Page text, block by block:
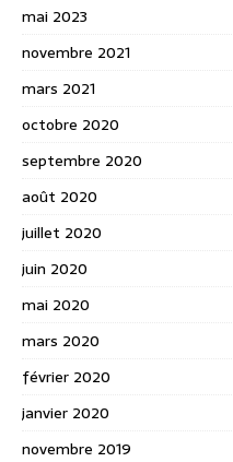
mai 2023
novembre 2021
mars 2021
octobre 2020
septembre 2020
août 2020
juillet 2020
juin 2020
mai 2020
mars 2020
février 2020
janvier 2020
novembre 2019